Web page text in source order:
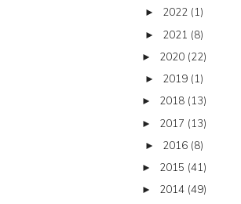
► 2022 (1)
► 2021 (8)
► 2020 (22)
► 2019 (1)
► 2018 (13)
► 2017 (13)
► 2016 (8)
► 2015 (41)
► 2014 (49)